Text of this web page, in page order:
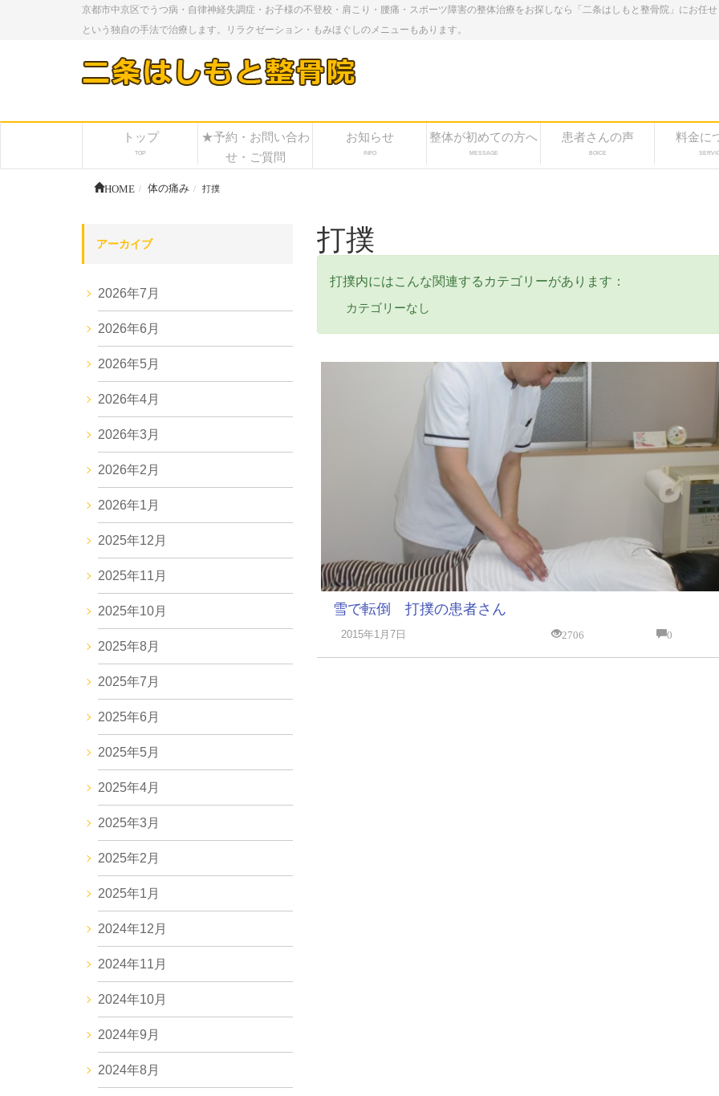
京都市中京区でうつ病・自律神経失調症・お子様の不登校・肩こり・腰痛・スポーツ障害の整体治療をお探しなら「二条はしもと整骨院」にお任
という独自の手法で治療します。リラクゼーション・もみほぐしのメニューもあります。
トップ
TOP
★予約・お問い合わ
せ・ご質問
お知らせ
INFO
整体が初めての方へ
MESSAGE
患者さんの声
BOICE
料金に
HOME 体の痛み 打撲
打撲
打撲内にはこんな関連するカテゴリーがあります：
カテゴリーなし
雪で転倒 打撲の患者さん
2015年1月7日 2706 0
アーカイブ
2026年7月
2026年6月
2026年5月
2026年4月
2026年3月
2026年2月
2026年1月
2025年12月
2025年11月
2025年10月
2025年8月
2025年7月
2025年6月
2025年5月
2025年4月
2025年3月
2025年2月
2025年1月
2024年12月
2024年11月
2024年10月
2024年9月
2024年8月